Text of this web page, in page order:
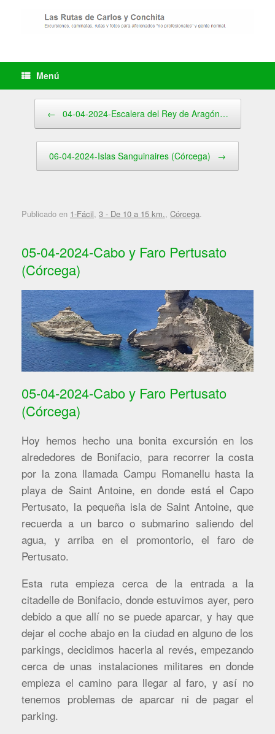
Menú
← 04-04-2024-Escalera del Rey de Aragón…
06-04-2024-Islas Sanguinaires (Córcega) →
Publicado en 1-Fácil, 3 - De 10 a 15 km., Córcega.
05-04-2024-Cabo y Faro Pertusato
(Córcega)
05-04-2024-Cabo y Faro Pertusato
(Córcega)
Hoy hemos hecho una bonita excursión en los
alrededores de Bonifacio, para recorrer la costa
por la zona llamada Campu Romanellu hasta la
playa de Saint Antoine, en donde está el Capo
Pertusato, la pequeña isla de Saint Antoine, que
recuerda a un barco o submarino saliendo del
agua, y arriba en el promontorio, el faro de
Pertusato.
Esta ruta empieza cerca de la entrada a la
citadelle de Bonifacio, donde estuvimos ayer, pero
debido a que allí no se puede aparcar, y hay que
dejar el coche abajo en la ciudad en alguno de los
parkings, decidimos hacerla al revés, empezando
cerca de unas instalaciones militares en donde
empieza el camino para llegar al faro, y así no
tenemos problemas de aparcar ni de pagar el
parking.